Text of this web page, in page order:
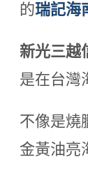
的瑞記海
新光三越
是在台灣
不像是燒
金黃油亮